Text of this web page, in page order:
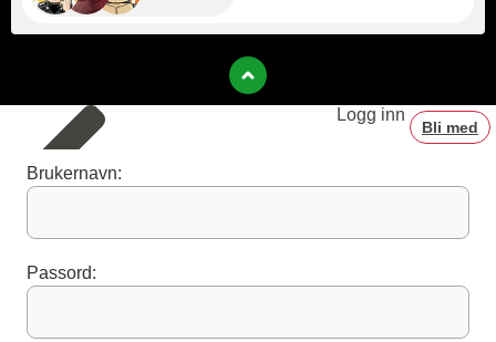
Logg inn
Bli med
Brukernavn:
Passord: